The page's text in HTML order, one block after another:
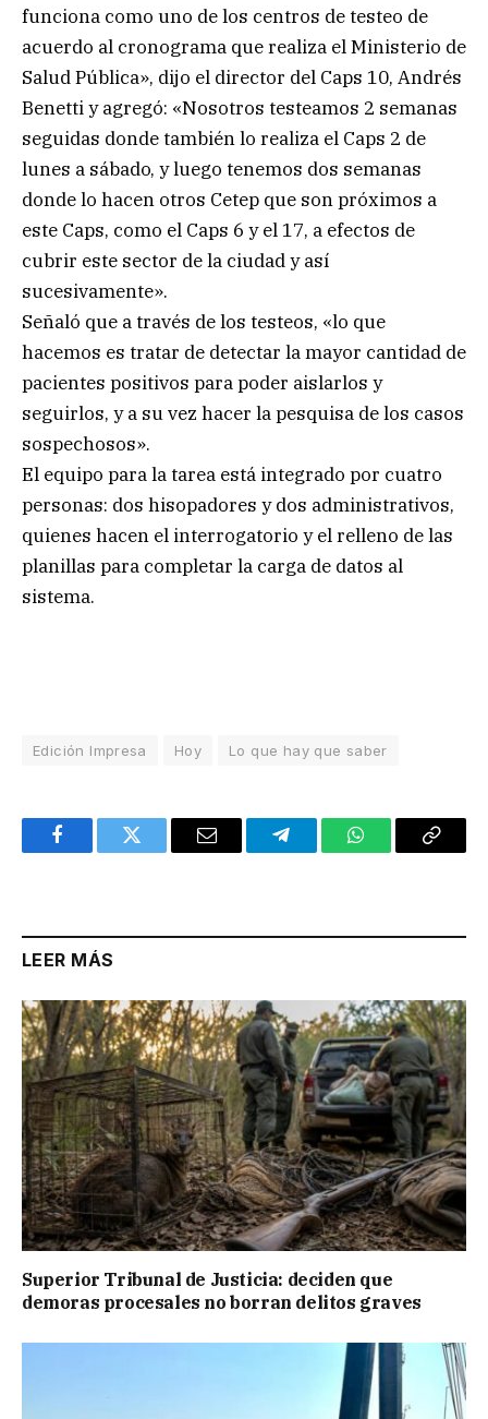
funciona como uno de los centros de testeo de
acuerdo al cronograma que realiza el Ministerio de
Salud Pública», dijo el director del Caps 10, Andrés
Benetti y agregó: «Nosotros testeamos 2 semanas
seguidas donde también lo realiza el Caps 2 de
lunes a sábado, y luego tenemos dos semanas
donde lo hacen otros Cetep que son próximos a
este Caps, como el Caps 6 y el 17, a efectos de
cubrir este sector de la ciudad y así
sucesivamente».
Señaló que a través de los testeos, «lo que
hacemos es tratar de detectar la mayor cantidad de
pacientes positivos para poder aislarlos y
seguirlos, y a su vez hacer la pesquisa de los casos
sospechosos».
El equipo para la tarea está integrado por cuatro
personas: dos hisopadores y dos administrativos,
quienes hacen el interrogatorio y el relleno de las
planillas para completar la carga de datos al
sistema.
Edición Impresa Hoy Lo que hay que saber
FacebookTwitter Email TelegramWhatsAppCopy
LEER MÁS
Superior Tribunal de Justicia: deciden que
demoras procesales no borran delitos graves